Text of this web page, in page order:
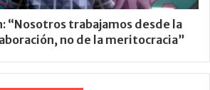
“Nosotros trabajamos desde la
no de la meritocracia”